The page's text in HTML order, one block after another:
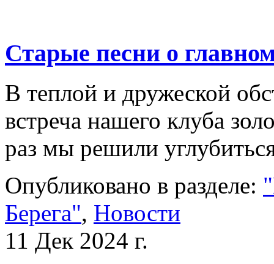
Старые песни о
В теплой и дружеской
встреча нашего клуба
раз мы решили
Опубликовано в разделе:
Берега", Новости
11 Дек 2024 г.